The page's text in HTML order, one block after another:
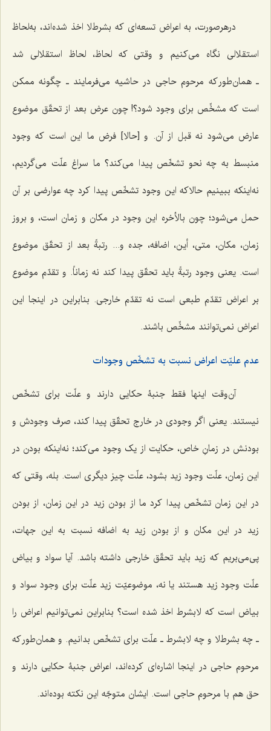
درهرصورت، به اعراض تسعه‌ای که بشرط‌لا اخذ شده‌اند، به‌لحاظ
استقلالی نگاه می‌کنیم و وقتی که لحاظ، لحاظ استقلالی شد
ـ همان‌طور که مرحوم حاجی در حاشیه می‌فرمایند ـ چگونه ممکن
است که مشخِّص برای وجود شود؟! چون عرض بعد از تحقّق موضوع
عارض می‌شود نه قبل از آن. و [حالا] فرض ما این است که وجود
منبسط به چه نحو تشخّص پیدا می‌کند؟ ما سراغ علّت می‌گردیم،
نه‌اینکه ببینیم حالاکه این وجود تشخّص پیدا کرد چه عوارضی بر آن
حمل می‌شود؛ چون بالأخره این وجود در مکان و زمان است، و بروز
زمان، مکان، متی، أین، اضافه، جده و... رتبةً بعد از تحقّق موضوع
است. یعنی وجود رتبةً باید تحقّق پیدا کند نه زماناً. و تقدّم موضوع
بر اعراض تقدّم طبعی است نه تقدّم خارجی. بنابراین در اینجا این
اعراض نمی‌توانند مشخِّص باشند.
عدم علیّت اعراض نسبت به تشخّص وجودات
آن‌وقت اینها فقط جنبۀ حکایی دارند و علّت برای تشخّص
نیستند. یعنی اگر وجودی در خارج تحقّق پیدا کند، صرف وجودش و
بودنش در زمانِ خاص، حکایت از یک وجود می‌کند؛ نه‌اینکه بودن در
این زمان، علّت وجود زید بشود، علّت چیز دیگری است. بله، وقتی که
در این زمان تشخّص پیدا کرد ما از بودن زید در این زمان، از بودن
زید در این مکان و از بودن زید به اضافه نسبت به این جهات،
پی‌می‌بریم که زید باید تحقّق خارجی داشته باشد. آیا سواد و بیاض
علّت وجود زید هستند یا نه، موضوعیّت زید علّت برای وجود سواد و
بیاض است که لابشرط اخذ شده است؟ بنابراین نمی‌توانیم اعراض را
ـ چه بشرط‌لا و چه لابشرط ـ‌ علّت برای تشخّص بدانیم. و همان‌طور که
مرحوم حاجی در اینجا اشاره‌ای کرده‌اند، اعراض جنبۀ حکایی دارند و
حق هم با مرحوم حاجی است. ایشان متوجّه این نکته بوده‌اند.